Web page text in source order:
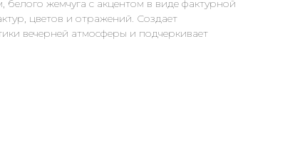
белого жемчуга с акцентом в виде фактурной
цветов и отражений. Создает
вечерней атмосферы и подчеркивает